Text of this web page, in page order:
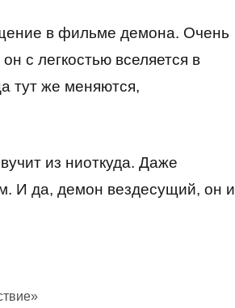
в фильме демона. Очень
с легкостью вселяется в
тут же меняются,
из ниоткуда. Даже
И да, демон вездесущий, он и